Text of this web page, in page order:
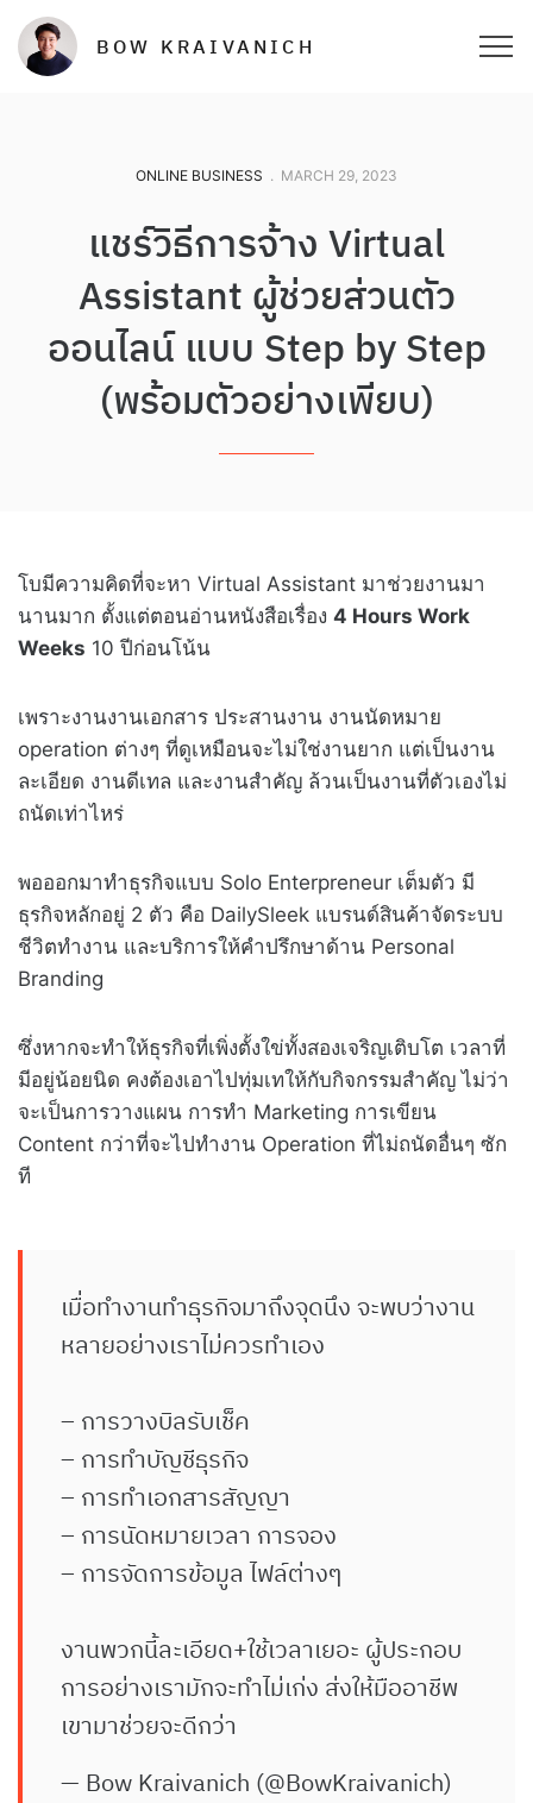
BOW KRAIVANICH
ONLINE BUSINESS . MARCH 29, 2023
แชร์วิธีการจ้าง Virtual
Assistant ผู้ช่วยส่วนตัว
ออนไลน์ แบบ Step by Step
(พร้อมตัวอย่างเพียบ)
โบมีความคิดที่จะหา Virtual Assistant มาช่วยงานมา
นานมาก ตั้งแต่ตอนอ่านหนังสือเรื่อง 4 Hours Work
Weeks 10 ปีก่อนโน้น
เพราะงานงานเอกสาร ประสานงาน งานนัดหมาย
operation ต่างๆ ที่ดูเหมือนจะไม่ใช่งานยาก แต่เป็นงาน
ละเอียด งานดีเทล และงานสำคัญ ล้วนเป็นงานที่ตัวเองไม่
ถนัดเท่าไหร่
พอออกมาทำธุรกิจแบบ Solo Enterpreneur เต็มตัว มี
ธุรกิจหลักอยู่ 2 ตัว คือ DailySleek แบรนด์สินค้าจัดระบบ
ชีวิตทำงาน และบริการให้คำปรึกษาด้าน Personal
Branding
ซึ่งหากจะทำให้ธุรกิจที่เพิ่งตั้งใข่ทั้งสองเจริญเติบโต เวลาที่
มีอยู่น้อยนิด คงต้องเอาไปทุ่มเทให้กับกิจกรรมสำคัญ ไม่ว่า
จะเป็นการวางแผน การทำ Marketing การเขียน
Content กว่าที่จะไปทำงาน Operation ที่ไม่ถนัดอื่นๆ ซัก
ที
เมื่อทำงานทำธุรกิจมาถึงจุดนึง จะพบว่างาน
หลายอย่างเราไม่ควรทำเอง
– การวางบิลรับเช็ค
– การทำบัญชีธุรกิจ
– การทำเอกสารสัญญา
– การนัดหมายเวลา การจอง
– การจัดการข้อมูล ไฟล์ต่างๆ
งานพวกนี้ละเอียด+ใช้เวลาเยอะ ผู้ประกอบ
การอย่างเรามักจะทำไม่เก่ง ส่งให้มืออาชีพ
เขามาช่วยจะดีกว่า
— Bow Kraivanich (@BowKraivanich)